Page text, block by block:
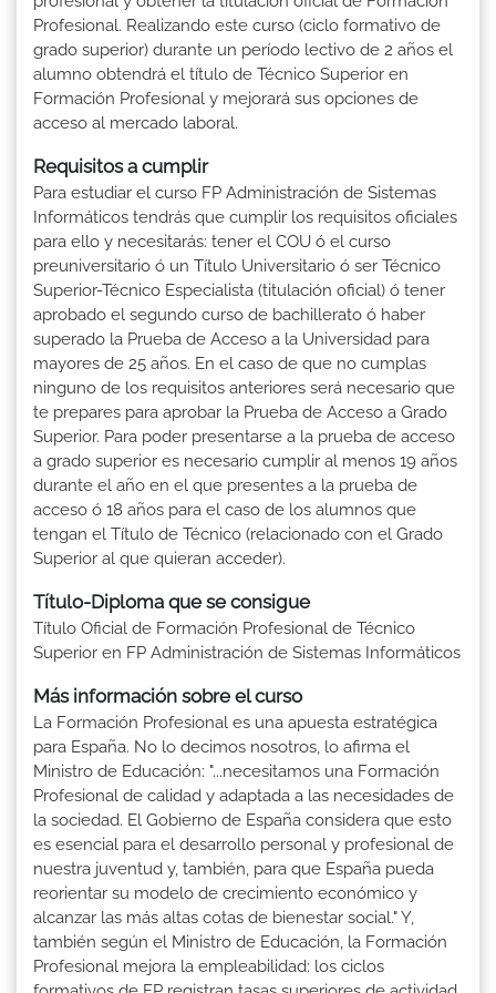
Profesional. Realizando este curso (ciclo formativo de
grado superior) durante un período lectivo de 2 años el
alumno obtendrá el título de Técnico Superior en
Formación Profesional y mejorará sus opciones de
acceso al mercado laboral.
Requisitos a cumplir
Para estudiar el curso FP Administración de Sistemas
Informáticos tendrás que cumplir los requisitos oficiales
para ello y necesitarás: tener el COU ó el curso
preuniversitario ó un Título Universitario ó ser Técnico
Superior-Técnico Especialista (titulación oficial) ó tener
aprobado el segundo curso de bachillerato ó haber
superado la Prueba de Acceso a la Universidad para
mayores de 25 años. En el caso de que no cumplas
ninguno de los requisitos anteriores será necesario que
te prepares para aprobar la Prueba de Acceso a Grado
Superior. Para poder presentarse a la prueba de acceso
a grado superior es necesario cumplir al menos 19 años
durante el año en el que presentes a la prueba de
acceso ó 18 años para el caso de los alumnos que
tengan el Título de Técnico (relacionado con el Grado
Superior al que quieran acceder).
Título-Diploma que se consigue
Título Oficial de Formación Profesional de Técnico
Superior en FP Administración de Sistemas Informáticos
Más información sobre el curso
La Formación Profesional es una apuesta estratégica
para España. No lo decimos nosotros, lo afirma el
Ministro de Educación: "...necesitamos una Formación
Profesional de calidad y adaptada a las necesidades de
la sociedad. El Gobierno de España considera que esto
es esencial para el desarrollo personal y profesional de
nuestra juventud y, también, para que España pueda
reorientar su modelo de crecimiento económico y
alcanzar las más altas cotas de bienestar social." Y,
también según el Ministro de Educación, la Formación
Profesional mejora la empleabilidad: los ciclos